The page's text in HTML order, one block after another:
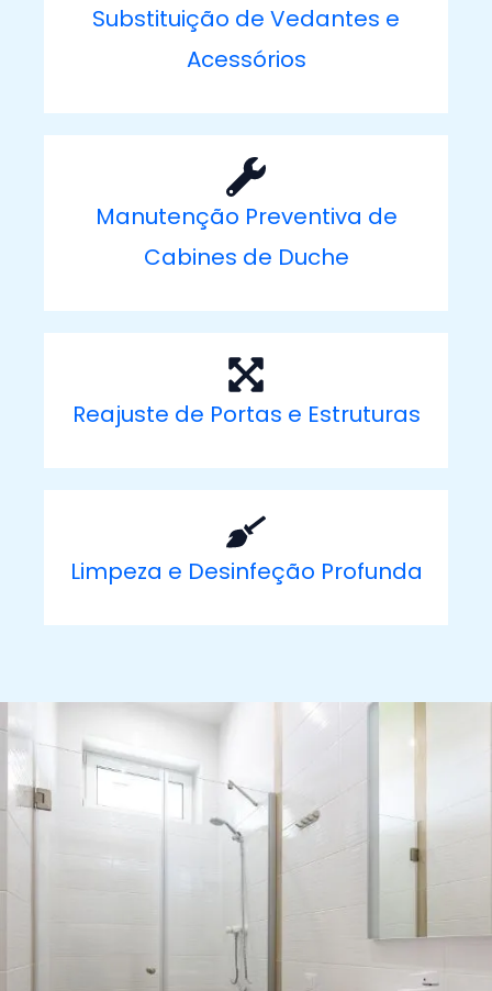
Substituição de Vedantes e
Acessórios
Manutenção Preventiva de
Cabines de Duche
Reajuste de Portas e Estruturas
Limpeza e Desinfeção Profunda